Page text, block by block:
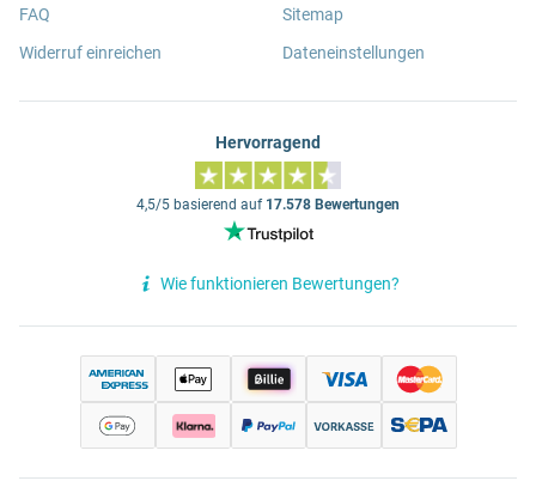
FAQ
Widerruf einreichen
Sitemap
Dateneinstellungen
Hervorragend
4,5/5 basierend auf 17.578 Bewertungen
Wie funktionieren Bewertungen?